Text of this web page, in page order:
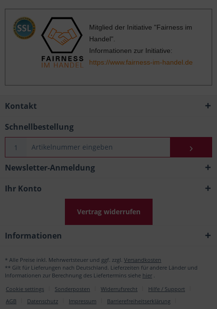
Mitglied der Initiative "Fairness im
Handel".
Informationen zur Initiative:
https://www.fairness-im-handel.de
Kontakt
Schnellbestellung
Newsletter-Anmeldung
Ihr Konto
Vertrag widerrufen
Informationen
* Alle Preise inkl. Mehrwertsteuer und ggf. zzgl. Versandkosten
** Gilt für Lieferungen nach Deutschland. Lieferzeiten für andere Länder und
Informationen zur Berechnung des Liefertermins siehe hier
Cookie settings
Sonderposten Widerrufsrecht
Hilfe / Support
AGB
Datenschutz Impressum Barrierefreiheitserklärung